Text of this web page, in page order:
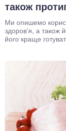
також
Ми опишемо
здоров'я, а також
його краще